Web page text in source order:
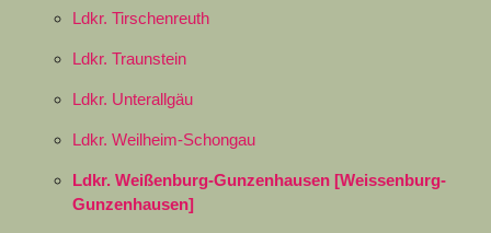
Ldkr. Tirschenreuth
Ldkr. Traunstein
Ldkr. Unterallgäu
Ldkr. Weilheim-Schongau
Ldkr. Weißenburg-Gunzenhausen [Weissenburg-
Gunzenhausen]